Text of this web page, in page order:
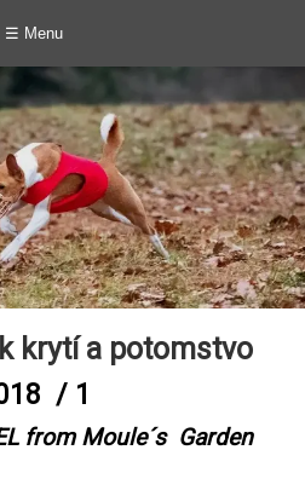
☰ Menu
krytí a potomstvo
/ 1
from Moule´s Garden